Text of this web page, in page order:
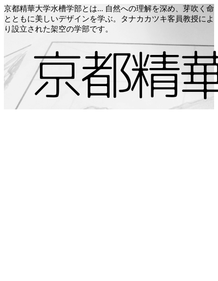
京都精華大学水槽学部とは... 自然への理解を深め、芽吹く命
とともに美しいデザインを学ぶ。タナカカツキ客員教授によ
り設立された架空の学部です。